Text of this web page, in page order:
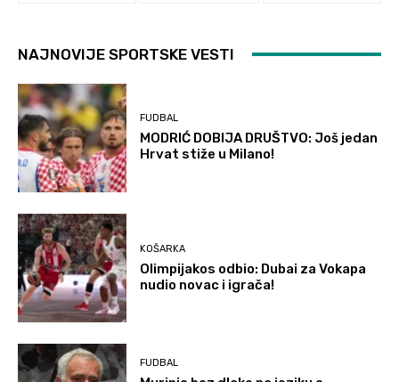
NAJNOVIJE SPORTSKE VESTI
FUDBAL
MODRIĆ DOBIJA DRUŠTVO: Još jedan
Hrvat stiže u Milano!
KOŠARKA
Olimpijakos odbio: Dubai za Vokapa
nudio novac i igrača!
FUDBAL